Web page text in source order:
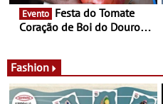
Evento
Coração de Boi do Douro -
Fashion